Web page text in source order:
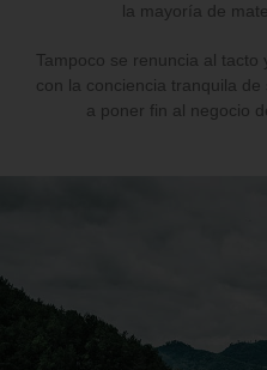
la mayoría de
Tampoco se renuncia al
con la conciencia tranquila
a poner fin al negocio